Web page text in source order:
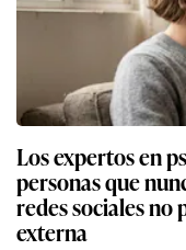
Los expertos en
personas que
redes sociales
externa